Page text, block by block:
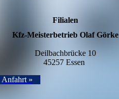
Filialen
Kfz-Meisterbetrieb Olaf Görke
Deilbachbrücke 10
45257 Essen
Anfahrt »